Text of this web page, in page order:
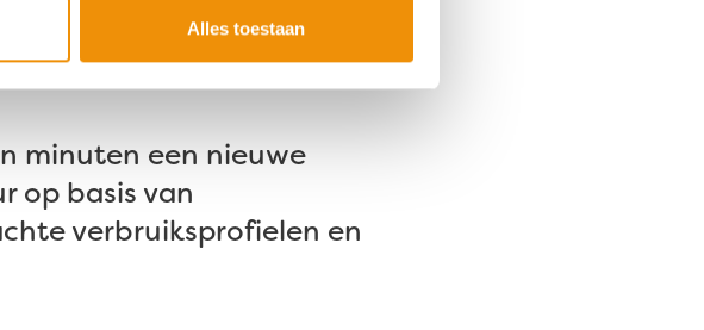
Alles toestaan
intelligentie die bepaalt
minuten een nieuwe
op basis van
verbruiksprofielen en